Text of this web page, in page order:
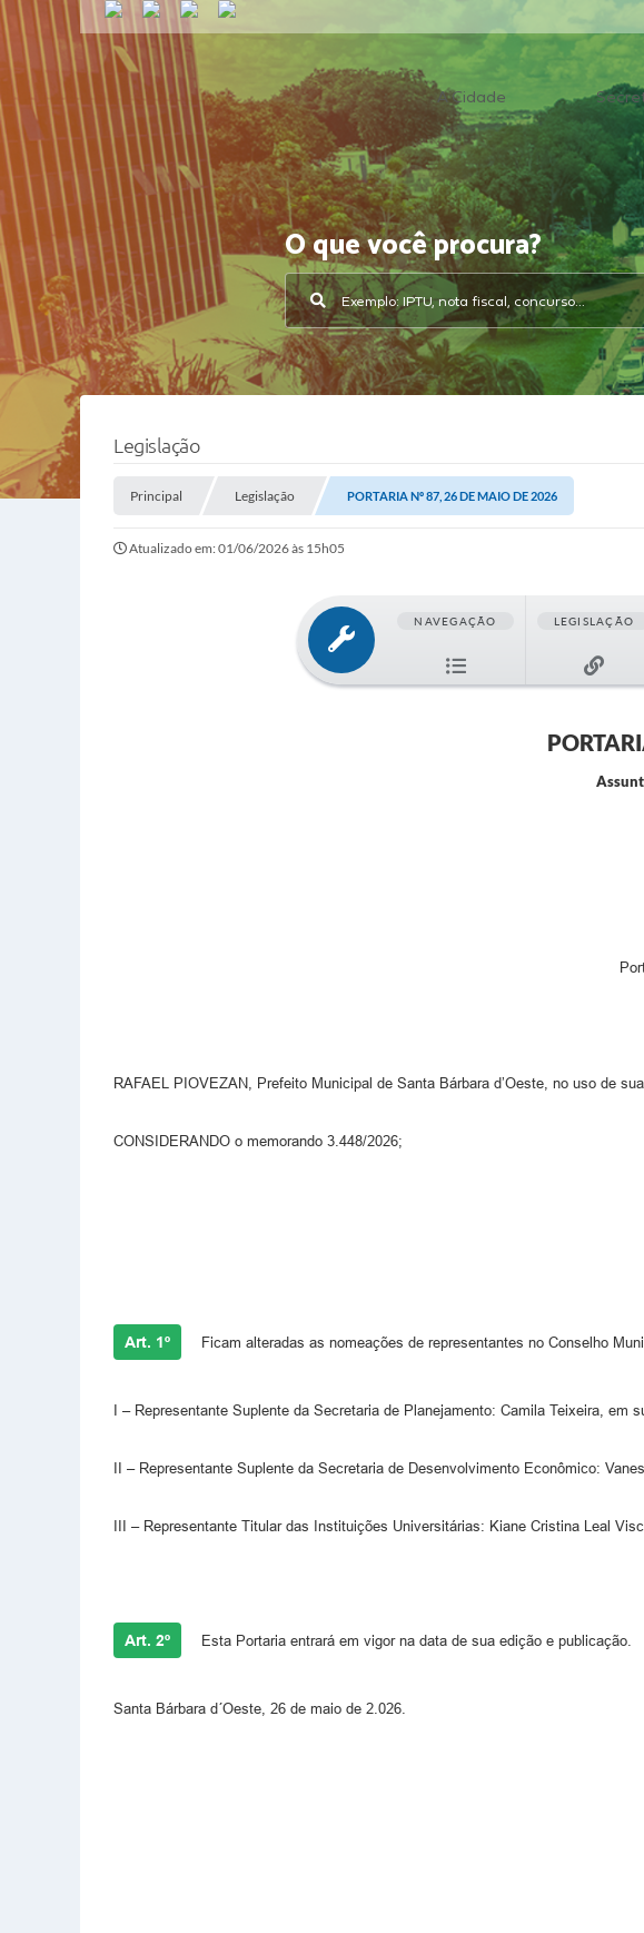
A Cidade
O que você procura?
Legislação
Principal Legislação PORTARIA Nº 87, 26 DE MAIO DE 2026
Atualizado em: 01/06/2026 às 15h05
NAVEGAÇÃO LEGISLAÇÃO
RAFAEL PIOVEZAN, Prefeito Municipal de Santa Bárbara d’Oeste, no uso de
CONSIDERANDO o memorando 3.448/2026;
Art. 1º Ficam alteradas as nomeações de representantes no Conselho
I – Representante Suplente da Secretaria de Planejamento: Camila Teixeira, em
II – Representante Suplente da Secretaria de Desenvolvimento Econômico:
III – Representante Titular das Instituições Universitárias: Kiane Cristina Leal
Art. 2º Esta Portaria entrará em vigor na data de sua edição e publicação.
Santa Bárbara d´Oeste, 26 de maio de 2.026.